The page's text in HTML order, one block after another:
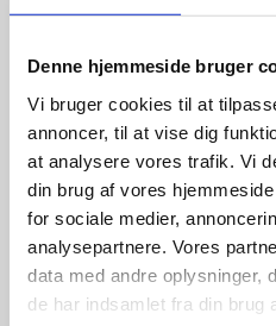
Denne hjemmeside bruger
Vi bruger cookies til at
annoncer, til at vise dig
at analysere vores trafik. Vi
din brug af vores
for sociale medier,
analysepartnere. Vores
data med andre oplysninger,
de har indsamlet fra din brug
giver
For at sikre høj
med de
anerkendte